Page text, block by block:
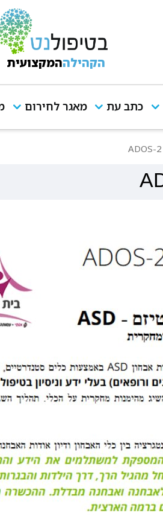
הקהילההמקצועית
כתב עת מאגר לחירום